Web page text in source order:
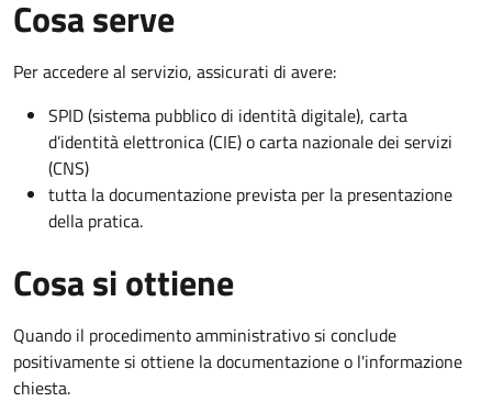
Cosa serve
Per accedere al servizio, assicurati di avere:
SPID (sistema pubblico di identità digitale), carta
d’identità elettronica (CIE) o carta nazionale dei servizi
(CNS)
tutta la documentazione prevista per la presentazione
della pratica.
Cosa si ottiene
Quando il procedimento amministrativo si conclude
positivamente si ottiene la documentazione o l'informazione
chiesta.